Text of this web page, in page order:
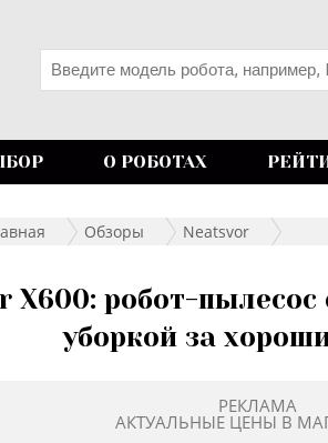
О РОБОТАХ
Обзоры Neatsvor
X600: робот-
уборкой за
РЕКЛАМА
АКТУАЛЬНЫЕ ЦЕНЫ В